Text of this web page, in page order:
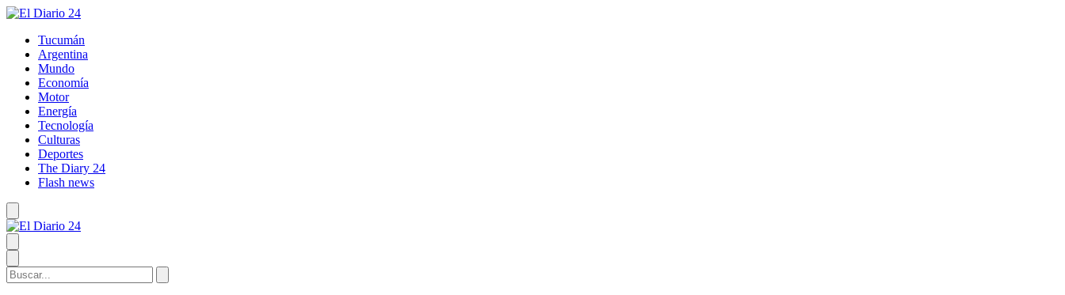
Tucumán
Argentina
Mundo
Economía
Motor
Energía
Tecnología
Culturas
Deportes
The Diary 24
Flash news